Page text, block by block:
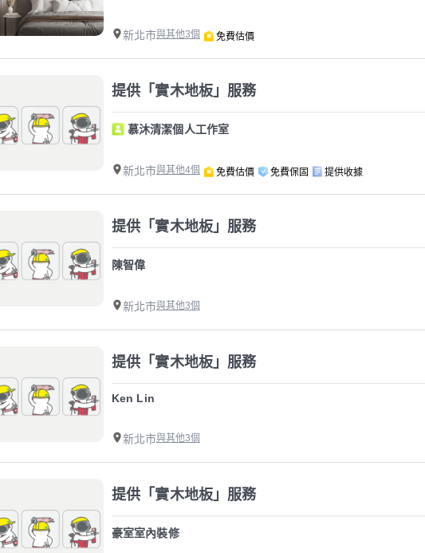
新北市與其他3個 免費估價
提供「實木地板」服務
慕沐清潔個人工作室
新北市與其他4個 免費估價 免費保固 提供收據
提供「實木地板」服務
陳智偉
新北市與其他3個
提供「實木地板」服務
Ken Lin
新北市與其他3個
提供「實木地板」服務
豪室室內裝修